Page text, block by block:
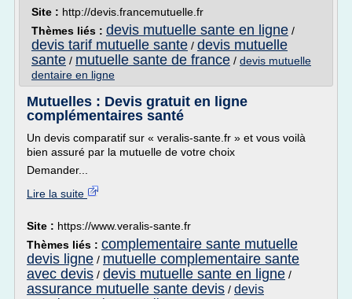
Site : http://devis.francemutuelle.fr
Thèmes liés : devis mutuelle sante en ligne /
devis tarif mutuelle sante / devis mutuelle
sante / mutuelle sante de france / devis mutuelle
dentaire en ligne
Mutuelles : Devis gratuit en ligne
complémentaires santé
Un devis comparatif sur « veralis-sante.fr » et vous voilà
bien assuré par la mutuelle de votre choix
Demander...
Lire la suite
Site : https://www.veralis-sante.fr
Thèmes liés : complementaire sante mutuelle
devis ligne / mutuelle complementaire sante
avec devis / devis mutuelle sante en ligne /
assurance mutuelle sante devis / devis